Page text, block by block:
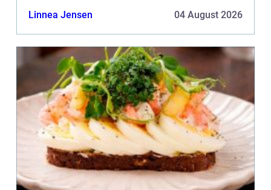
Linnea Jensen 04 August 2026